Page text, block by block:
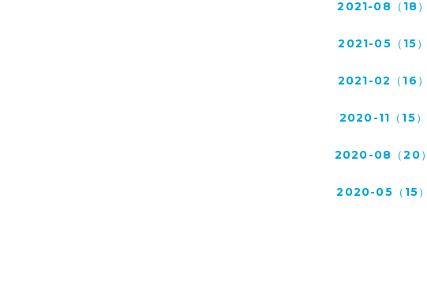
2021-08（18）
2021-05（15）
2021-02（16）
2020-11（15）
2020-08（20）
2020-05（15）